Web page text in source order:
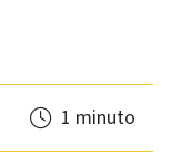
1 minuto